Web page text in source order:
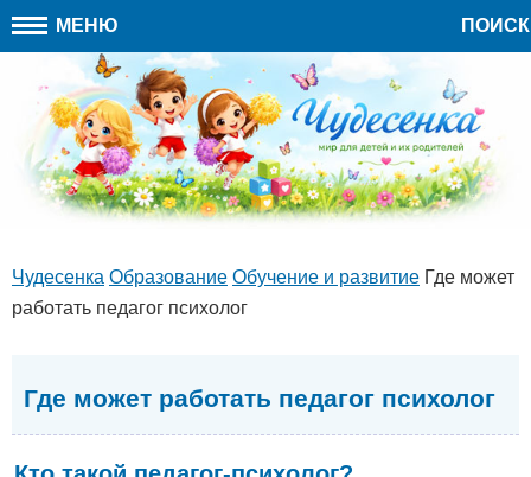
МЕНЮ ПОИСК
Чудесенка Образование Обучение и развитие Где может
работать педагог психолог
Где может работать педагог психолог